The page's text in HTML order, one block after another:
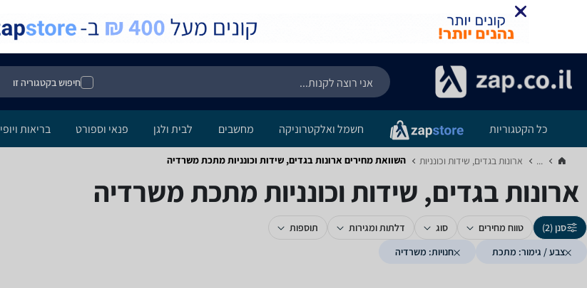
חיפוש בקטגוריה זו
כל הקטגוריות חשמל ואלקטרוניקה מחשבים לבית ולגן פנאי וספורט בריאות ויופי
... ארונות בגדים, שידות וכונניות‏ השוואת מחירים ארונות בגדים, שידות וכונניות ‏מתכת ‏משרדיה
ארונות בגדים, שידות וכונניות ‏מתכת ‏משרדיה
סנן (2) טווח מחירים סוג דלתות ומגירות
תוספות
צבע / גימור: מתכת
חנויות: משרדיה